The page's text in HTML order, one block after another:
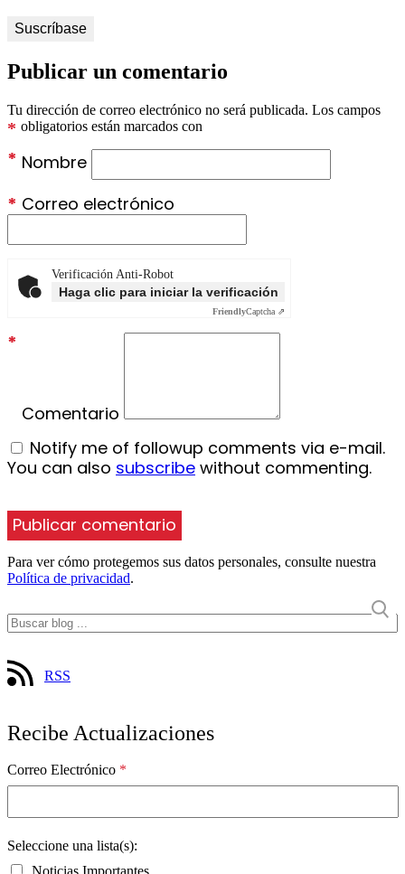
Publicar un comentario
Tu dirección de correo electrónico no será publicada. Los campos
obligatorios están marcados con
*
Nombre
*
Correo electrónico
*
Verificación Anti-Robot
Haga clic para iniciar la verificación
FriendlyCaptcha ⇗
Comentario
*
Notify me of followup comments via e-mail.
You can also subscribe without commenting.
Para ver cómo protegemos sus datos personales, consulte nuestra
Política de privacidad.
RSS
Recibe Actualizaciones
Correo Electrónico *
Seleccione una lista(s):
Noticias Importantes